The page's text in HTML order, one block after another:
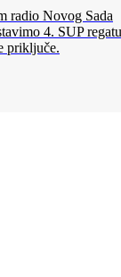
radio Novog Sada
4. SUP regatu
priključe.